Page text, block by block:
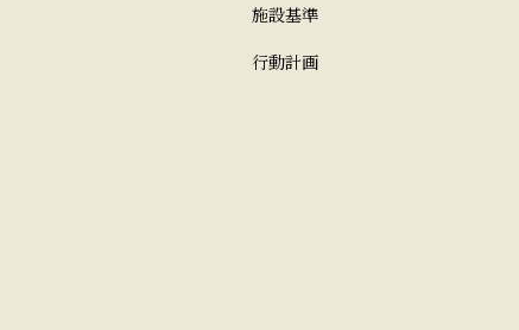
施設基準
行動計画